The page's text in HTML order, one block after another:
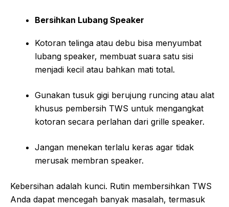
Bersihkan Lubang Speaker
Kotoran telinga atau debu bisa menyumbat
lubang speaker, membuat suara satu sisi
menjadi kecil atau bahkan mati total.
Gunakan tusuk gigi berujung runcing atau alat
khusus pembersih TWS untuk mengangkat
kotoran secara perlahan dari grille speaker.
Jangan menekan terlalu keras agar tidak
merusak membran speaker.
Kebersihan adalah kunci. Rutin membersihkan TWS
Anda dapat mencegah banyak masalah, termasuk